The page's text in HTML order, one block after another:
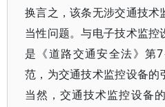
换言之，该条无涉交通技术
当性问题。与电子技术监控
是《道路交通安全法》第
范，为交通技术监控设备的
当然，交通技术监控设备